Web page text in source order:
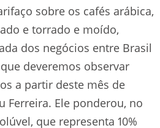
sobre os cafés arábica,
e torrado e moído,
dos negócios entre Brasil
deveremos observar
a partir deste mês de
Ferreira. Ele ponderou, no
que representa 10%